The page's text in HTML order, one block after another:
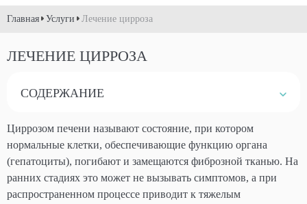
Главная Услуги Лечение цирроза
ЛЕЧЕНИЕ ЦИРРОЗА
СОДЕРЖАНИЕ
Циррозом печени называют состояние, при котором
нормальные клетки, обеспечивающие функцию органа
(гепатоциты), погибают и замещаются фиброзной тканью. На
ранних стадиях это может не вызывать симптомов, а при
распространенном процессе приводит к тяжелым